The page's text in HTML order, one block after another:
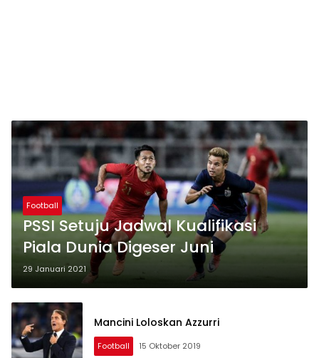
Football
PSSI Setuju Jadwal Kualifikasi
Piala Dunia Digeser Juni
29 Januari 2021
Mancini Loloskan Azzurri
Football 15 Oktober 2019